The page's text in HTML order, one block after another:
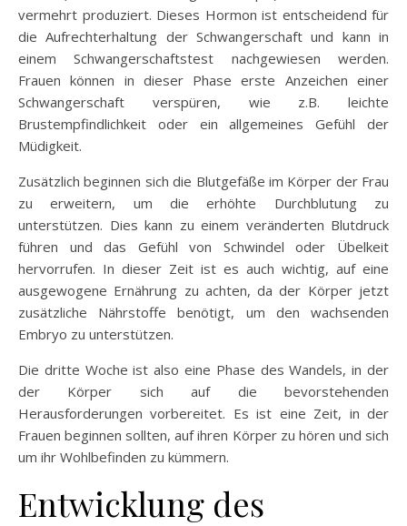
vermehrt produziert. Dieses Hormon ist entscheidend für
die Aufrechterhaltung der Schwangerschaft und kann in
einem Schwangerschaftstest nachgewiesen werden.
Frauen können in dieser Phase erste Anzeichen einer
Schwangerschaft verspüren, wie z.B. leichte
Brustempfindlichkeit oder ein allgemeines Gefühl der
Müdigkeit.
Zusätzlich beginnen sich die Blutgefäße im Körper der Frau
zu erweitern, um die erhöhte Durchblutung zu
unterstützen. Dies kann zu einem veränderten Blutdruck
führen und das Gefühl von Schwindel oder Übelkeit
hervorrufen. In dieser Zeit ist es auch wichtig, auf eine
ausgewogene Ernährung zu achten, da der Körper jetzt
zusätzliche Nährstoffe benötigt, um den wachsenden
Embryo zu unterstützen.
Die dritte Woche ist also eine Phase des Wandels, in der
der Körper sich auf die bevorstehenden
Herausforderungen vorbereitet. Es ist eine Zeit, in der
Frauen beginnen sollten, auf ihren Körper zu hören und sich
um ihr Wohlbefinden zu kümmern.
Entwicklung des